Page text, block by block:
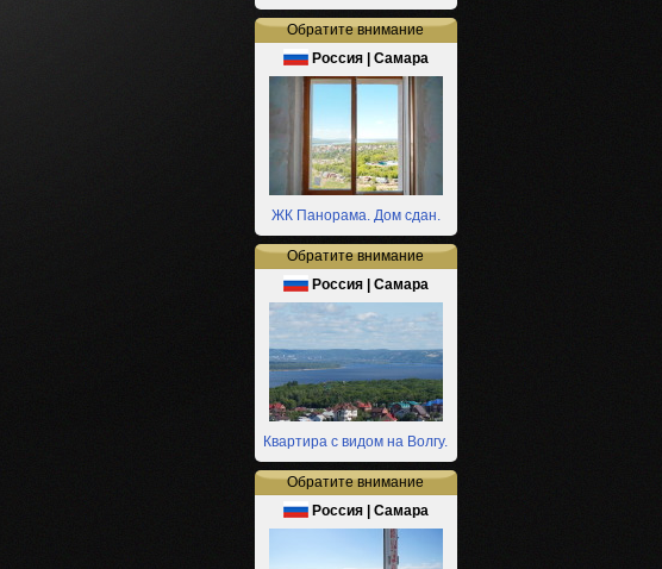
Обратите внимание
Россия | Самара
ЖК Панорама. Дом сдан.
Обратите внимание
Россия | Самара
Квартира с видом на Волгу.
Обратите внимание
Россия | Самара